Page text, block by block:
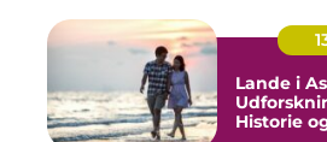
Lande i
Historie